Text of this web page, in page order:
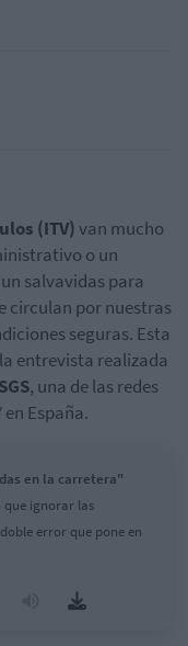
(ITV)van mucho
o un
salvavidas para
circulan por nuestras
seguras. Esta
entrevista realizada
, una de las redes
España.
en la carretera"
que ignorar las
error que pone en